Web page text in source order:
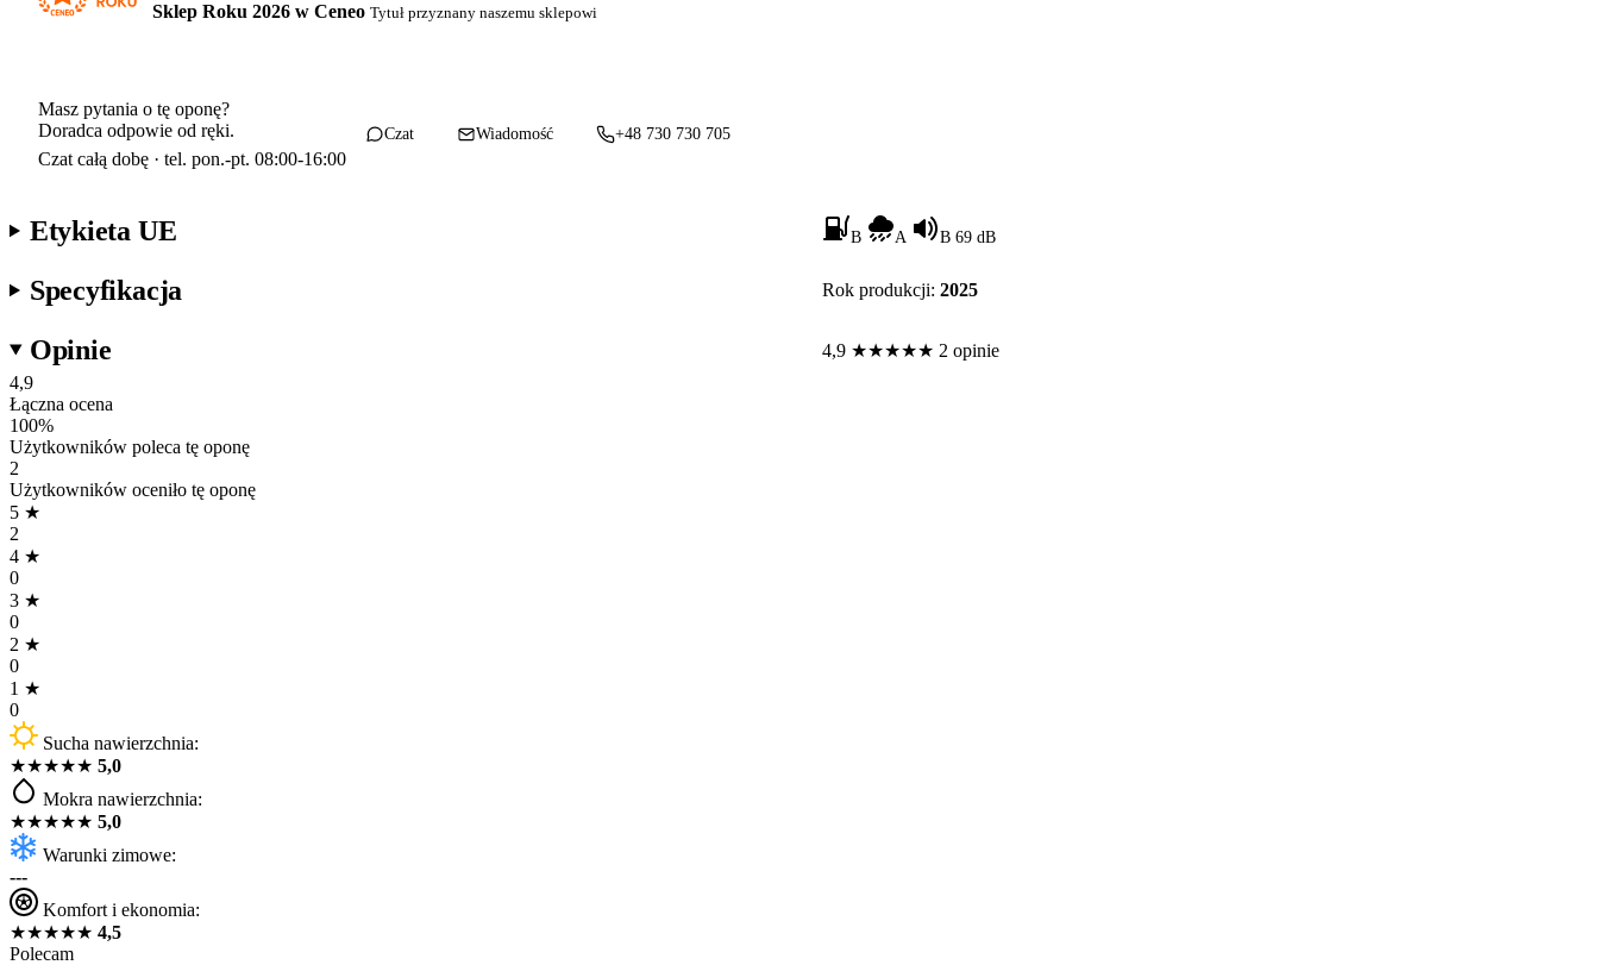
Sklep Roku 2026 w Ceneo Tytuł przyznany naszemu sklepowi
Masz pytania o tę oponę?
Doradca odpowie od ręki.
Czat całą dobę · tel. pon.-pt. 08:00-16:00
Czat Wiadomość +48 730 730 705
Etykieta UE B A B 69 dB
Specyfikacja Rok produkcji: 2025
Opinie 4,9 ★★★★★ 2 opinie
4,9
Łączna ocena
100%
Użytkowników poleca tę oponę
2
Użytkowników oceniło tę oponę
5 ★
2
4 ★
0
3 ★
0
2 ★
0
1 ★
0
Sucha nawierzchnia:
★★★★★ 5,0
Mokra nawierzchnia:
★★★★★ 5,0
Warunki zimowe:
---
Komfort i ekonomia:
★★★★★ 4,5
Polecam